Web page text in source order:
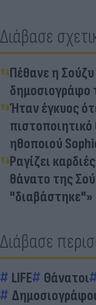
Διάβασε
Πέθανε η
δημοσιογράφο
Ήταν έγκυος
ηθοποιού
Ραγίζει
θάνατο της
"διαβάστηκε"»
Διάβασε
LIFE Θάνατοι